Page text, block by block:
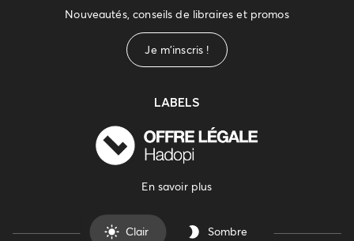
Nouveautés, conseils de libraires et promos
Je m'inscris !
LABELS
En savoir plus
Clair Sombre